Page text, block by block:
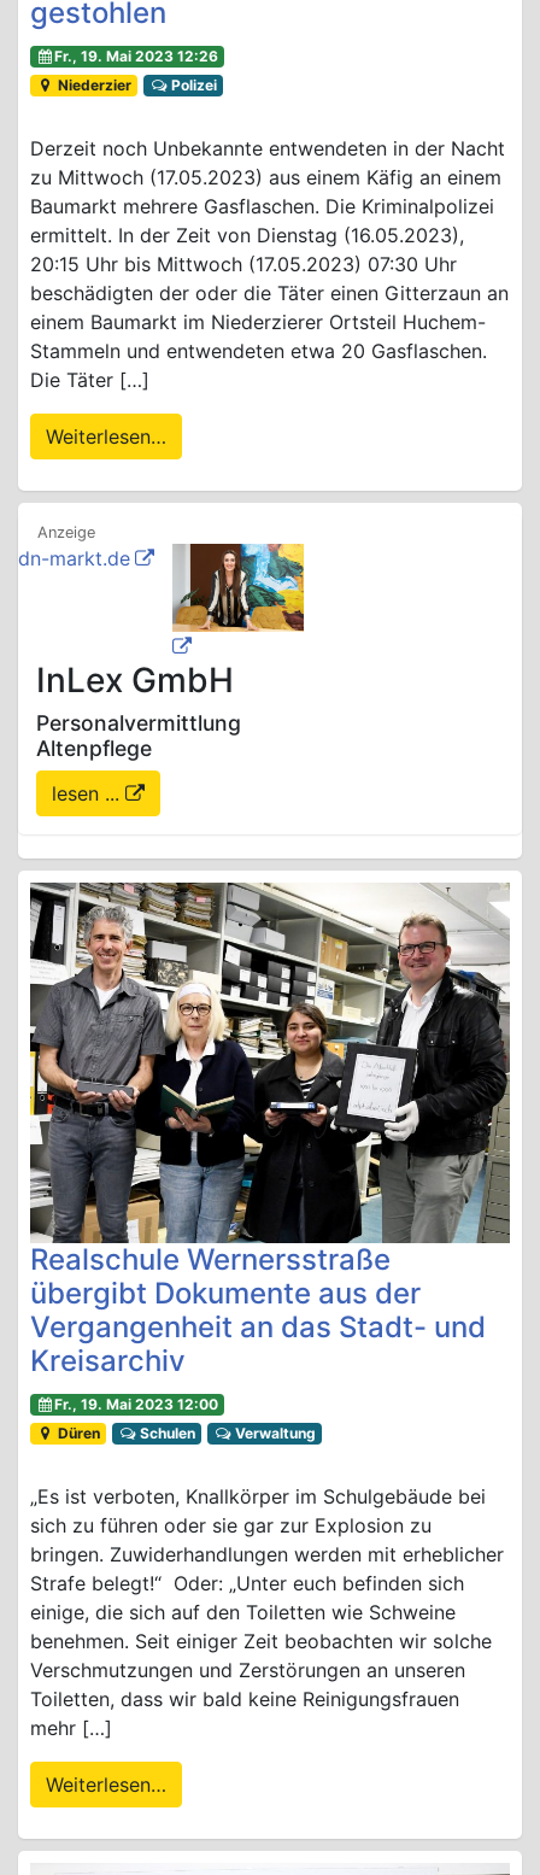
gestohlen
Fr., 19. Mai 2023 12:26
Niederzier
Polizei
Derzeit noch Unbekannte entwendeten in der Nacht
zu Mittwoch (17.05.2023) aus einem Käfig an einem
Baumarkt mehrere Gasflaschen. Die Kriminalpolizei
ermittelt. In der Zeit von Dienstag (16.05.2023),
20:15 Uhr bis Mittwoch (17.05.2023) 07:30 Uhr
beschädigten der oder die Täter einen Gitterzaun an
einem Baumarkt im Niederzierer Ortsteil Huchem-
Stammeln und entwendeten etwa 20 Gasflaschen.
Die Täter […]
Weiterlesen…
dn-markt.de
InLex GmbH
Personalvermittlung
Altenpflege
lesen ...
Realschule Wernersstraße
übergibt Dokumente aus der
Vergangenheit an das Stadt- und
Kreisarchiv
Fr., 19. Mai 2023 12:00
Düren
Schulen Verwaltung
„Es ist verboten, Knallkörper im Schulgebäude bei
sich zu führen oder sie gar zur Explosion zu
bringen. Zuwiderhandlungen werden mit erheblicher
Strafe belegt!“ Oder: „Unter euch befinden sich
einige, die sich auf den Toiletten wie Schweine
benehmen. Seit einiger Zeit beobachten wir solche
Verschmutzungen und Zerstörungen an unseren
Toiletten, dass wir bald keine Reinigungsfrauen
mehr […]
Weiterlesen…